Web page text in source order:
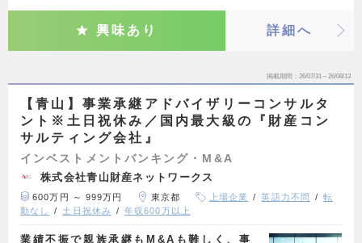
興味あり 詳細へ
掲載期間 26/07/31～26/08/13
【青山】事業承継アドバイザリーコンサルタ
ント※土日祝休み／国内最大級の『財産コン
サルティング会社』
インベストメントバンキング・M&A
株式会社青山財産ネットワークス
600万円 ～ 999万円 東京都 上場企業 英語力不問
転
勤なし
土日祝休み 年収600万以上
業績不振で親族承継もM&Aも難しく、事